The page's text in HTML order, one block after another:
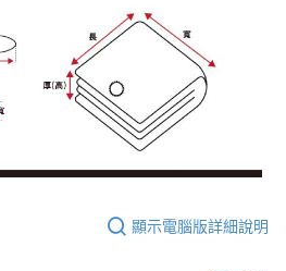
顯示電腦版詳細說明